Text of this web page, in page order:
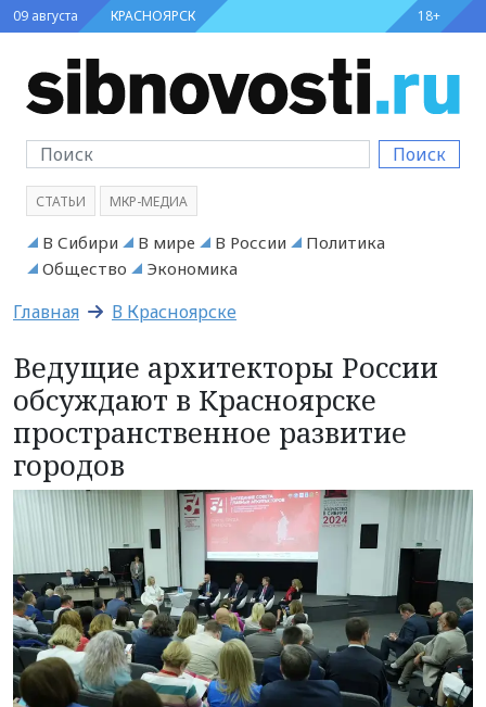
09 августа КРАСНОЯРСК 18+
Поиск
СТАТЬИ МКР-МЕДИА
В Сибири В мире В России
Политика
Общество
Экономика
Главная В Красноярске
Ведущие архитекторы России
обсуждают в Красноярске
пространственное развитие
городов